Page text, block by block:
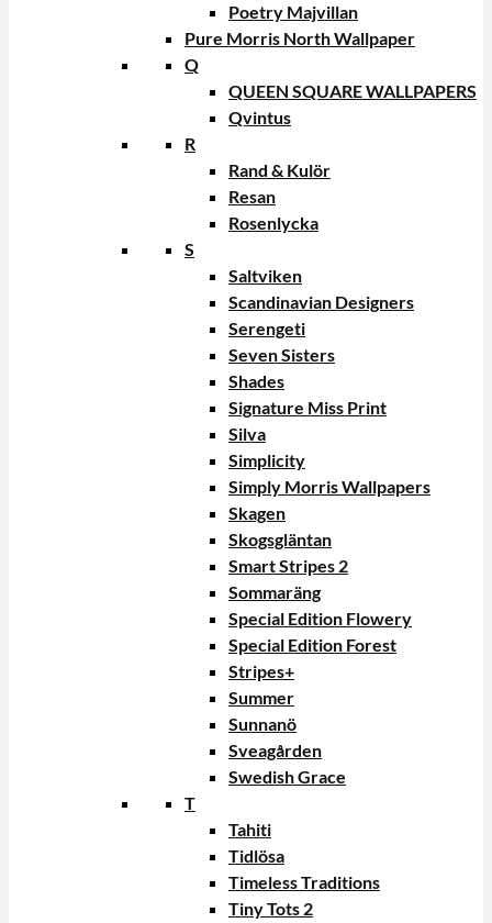
Poetry Majvillan
Pure Morris North Wallpaper
Q
QUEEN SQUARE WALLPAPERS
Qvintus
R
Rand & Kulör
Resan
Rosenlycka
S
Saltviken
Scandinavian Designers
Serengeti
Seven Sisters
Shades
Signature Miss Print
Silva
Simplicity
Simply Morris Wallpapers
Skagen
Skogsgläntan
Smart Stripes 2
Sommaräng
Special Edition Flowery
Special Edition Forest
Stripes+
Summer
Sunnanö
Sveagården
Swedish Grace
T
Tahiti
Tidlösa
Timeless Traditions
Tiny Tots 2